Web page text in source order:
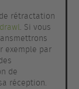
rétractation
. Si vous
exemple par
de
réception.